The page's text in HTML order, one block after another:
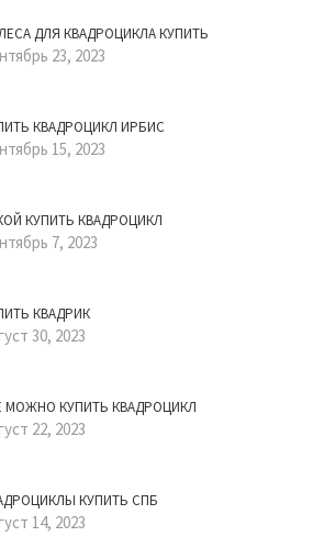
ДЛЯ КВАДРОЦИКЛА КУПИТЬ
23, 2023
КВАДРОЦИКЛ ИРБИС
15, 2023
КУПИТЬ КВАДРОЦИКЛ
7, 2023
КВАДРИК
30, 2023
МОЖНО КУПИТЬ КВАДРОЦИКЛ
22, 2023
КУПИТЬ СПБ
14, 2023